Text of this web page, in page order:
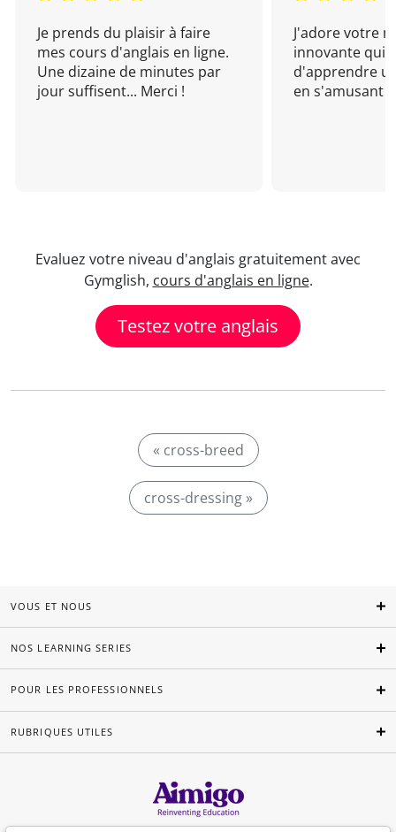
Je prends du plaisir à faire
mes cours d'anglais en ligne.
Une dizaine de minutes par
jour suffisent... Merci !
J'adore votre
innovante qui
d'apprendre
en s'amusant !
Evaluez votre niveau d'anglais gratuitement avec
Gymglish, cours d'anglais en ligne.
Testez votre anglais
« cross-breed
cross-dressing »
VOUS ET NOUS
NOS LEARNING SERIES
POUR LES PROFESSIONNELS
RUBRIQUES UTILES